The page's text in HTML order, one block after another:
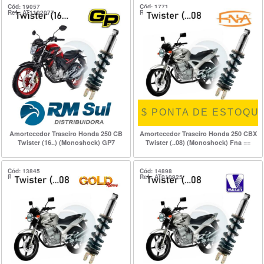
Cód: 19057
Ref.: AT1102077
Amortecedor Traseiro Honda 250 CB
Twister (16..) (Monoshock) GP7
Cód: 1771
Ref.: AT100640
$ PONTA DE
Amortecedor Traseiro Honda 250 CBX
Twister (..08) (Monoshock) Fna ==
Cód: 13845
Ref.: AT080005
Cód: 14898
Ref.: AT010925